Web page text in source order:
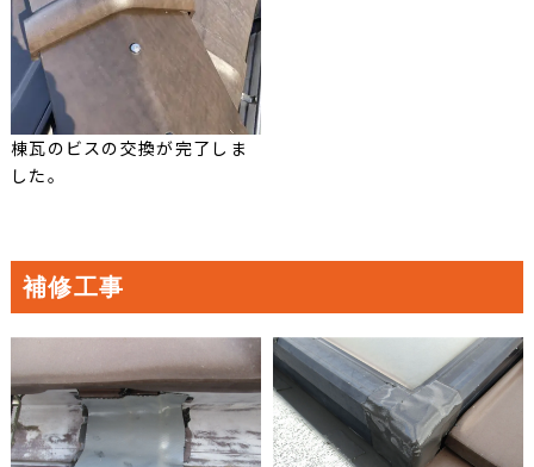
棟瓦のビスの交換が完了しま
した。
補修工事